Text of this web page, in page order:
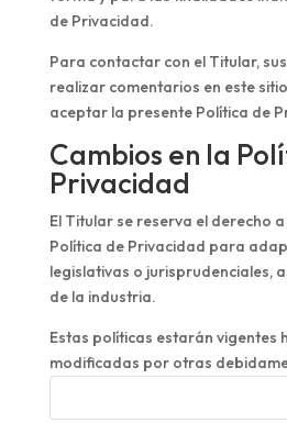
de Privacidad.
Para contactar con el Titular,
realizar comentarios en este
aceptar la presente Política de
Cambios en la
Privacidad
El Titular se reserva el derecho
Política de Privacidad para
legislativas o jurisprudenciales,
de la industria.
Estas políticas estarán vigentes
modificadas por otras